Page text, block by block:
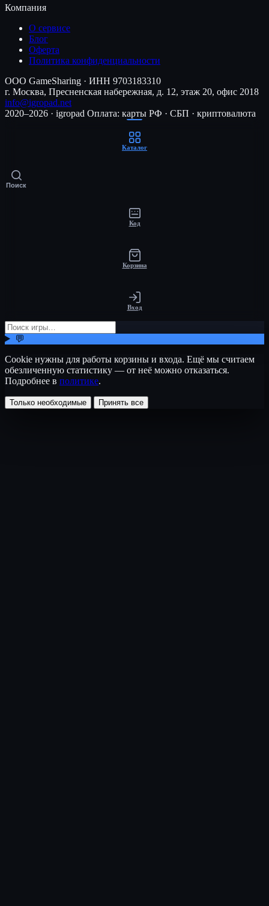
Компания
О сервисе
Блог
Оферта
Политика конфиденциальности
ООО GameSharing · ИНН 9703183310
г. Москва, Пресненская набережная, д. 12, этаж 20, офис 2018
info@igropad.net
2020–2026 · igropad Оплата: карты РФ · СБП · криптовалюта
Каталог
Поиск
Код
Корзина
Вход
💬
Cookie нужны для работы корзины и входа. Ещё мы считаем
обезличенную статистику — от неё можно отказаться.
Подробнее в политике.
Только необходимые Принять все